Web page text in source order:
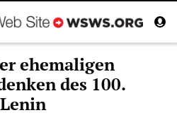
ehemaligen
des 100.